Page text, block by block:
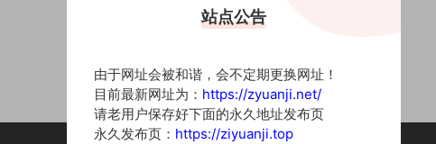
站点公告
由于网址会被和谐，会不定期更换网址！
目前最新网址为： https://zyuanji.net/
请老用户保存好下面的永久地址发布页
永久发布页： https://ziyuanji.top